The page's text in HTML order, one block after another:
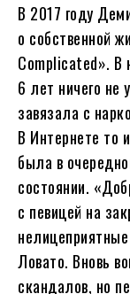
В 2017 году
о собственной
Complicated». В
6 лет ничего не
завязала с
В Интернете то
была в
состоянии.
с певицей на
Ловато. Вновь
скандалов, но